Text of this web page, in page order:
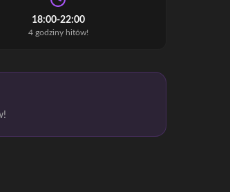
18:00-22:00
4 godziny hitów!